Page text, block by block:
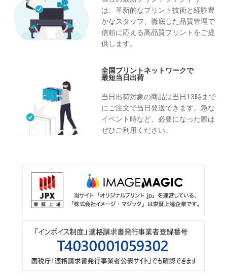
は、革新的なプリント技術と経験豊
かなスタッフ、徹底した品質管理で
信頼に応える高品質プリントをご提
供します。
全国プリントネットワークで
最短当日出荷
当日出荷対象の商品は当日13時まで
にご注文で当日発送できます。急な
イベント時など、必要になった際は
ぜひご利用ください。